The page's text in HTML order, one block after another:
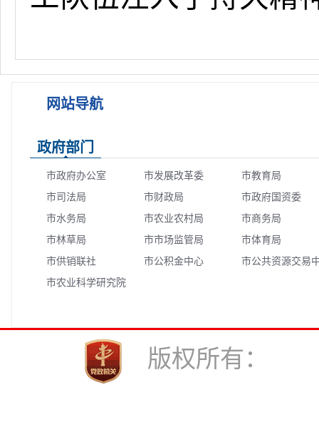
网站导航
政府部门
市政府办公室 市发展改革委
市教育局
市司法局
市财政局
市政府国资委
市水务局
市农业农村局
市商务局
市林草局
市市场监管局
市体育局
市供销联社
市公积金中心
市公共资源交易
市农业科学研究院
版权所有： 中